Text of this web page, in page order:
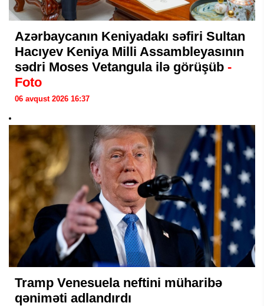
Azərbaycanın Keniyadakı səfiri Sultan
Hacıyev Keniya Milli Assambleyasının
sədri Moses Vetangula ilə görüşüb -
Foto
06 avqust 2026 16:37
Tramp Venesuela neftini müharibə
qəniməti adlandırdı